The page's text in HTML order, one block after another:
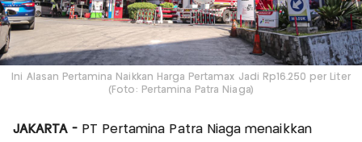
Ini Alasan Pertamina Naikkan Harga Pertamax Jadi Rp16.250 per Liter
(Foto: Pertamina Patra Niaga)
JAKARTA -PT Pertamina Patra Niaga menaikkan